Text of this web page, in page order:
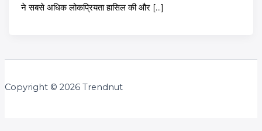
ने सबसे अधिक लोकप्रियता हासिल की और […]
Copyright © 2026 Trendnut